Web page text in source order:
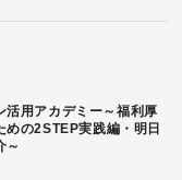
活用アカデミー～福利厚
の2STEP実践編・明日
～